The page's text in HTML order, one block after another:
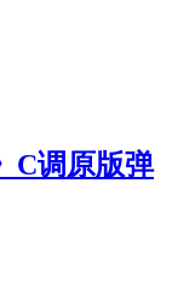
C调原版弹